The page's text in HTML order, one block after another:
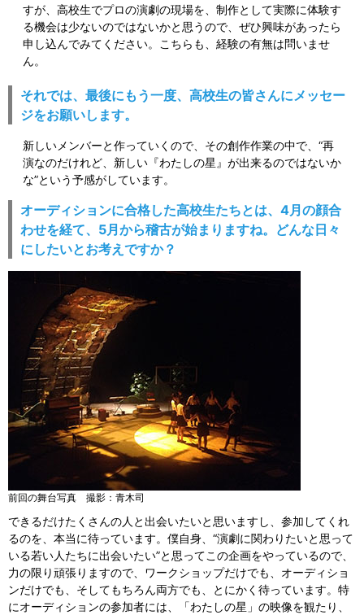
すが、高校生でプロの演劇の現場を、制作として実際に体験す
る機会は少ないのではないかと思うので、ぜひ興味があったら
申し込んでみてください。こちらも、経験の有無は問いませ
ん。
それでは、最後にもう一度、高校生の皆さんにメッセー
ジをお願いします。
新しいメンバーと作っていくので、その創作作業の中で、“再
演なのだけれど、新しい『わたしの星』が出来るのではないか
な”という予感がしています。
オーディションに合格した高校生たちとは、4月の顔合
わせを経て、5月から稽古が始まりますね。どんな日々
にしたいとお考えですか？
前回の舞台写真 撮影：青木司
できるだけたくさんの人と出会いたいと思いますし、参加してくれ
るのを、本当に待っています。僕自身、“演劇に関わりたいと思って
いる若い人たちに出会いたい”と思ってこの企画をやっているので、
力の限り頑張りますので、ワークショップだけでも、オーディショ
ンだけでも、そしてもちろん両方でも、とにかく待っています。特
にオーディションの参加者には、「わたしの星」の映像を観たり、